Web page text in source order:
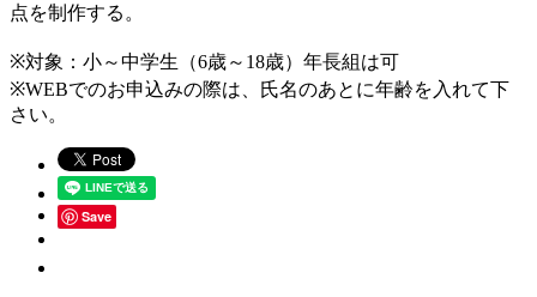
点を制作する。
※対象：小～中学生（6歳～18歳）年長組は可
※WEBでのお申込みの際は、氏名のあとに年齢を入れて下
さい。
Save